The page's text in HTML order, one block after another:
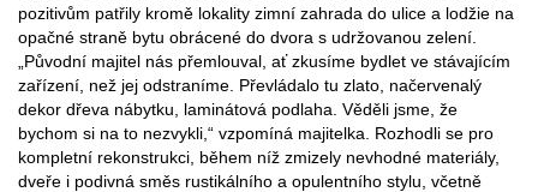
pozitivům patřily kromě lokality zimní zahrada do ulice a lodžie na
opačné straně bytu obrácené do dvora s udržovanou zelení.
„Původní majitel nás přemlouval, ať zkusíme bydlet ve stávajícím
zařízení, než jej odstraníme. Převládalo tu zlato, načervenalý
dekor dřeva nábytku, laminátová podlaha. Věděli jsme, že
bychom si na to nezvykli,“ vzpomíná majitelka. Rozhodli se pro
kompletní rekonstrukci, během níž zmizely nevhodné materiály,
dveře i podivná směs rustikálního a opulentního stylu, včetně